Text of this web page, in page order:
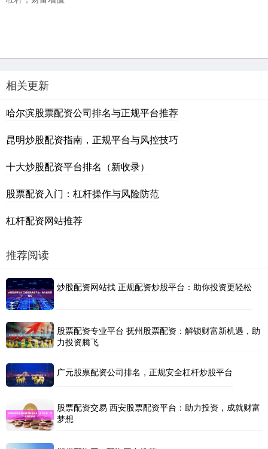
相关更新
哈尔滨股票配资公司排名与正规平台推荐
昆明炒股配资指南，正规平台与风控技巧
十大炒股配资平台排名（新收录）
股票配资入门：杠杆操作与风险防范
杠杆配资网站推荐
推荐阅读
炒股配资网站找 正规配资炒股平台：助你投资更轻松
股票配资专业平台 抚州股票配资：解锁财富新机遇，助
力投资腾飞
广元股票配资公司排名，正规安全杠杆炒股平台
股票配资交易 西安股票配资平台：助力投资，成就财富
梦想